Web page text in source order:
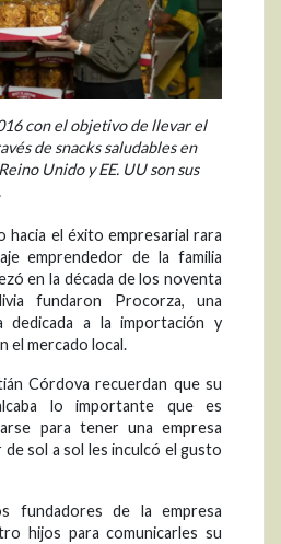
con el objetivo de llevar el
de snacks saludables en
Unido y EE. UU son sus
hacia el éxito empresarial rara
emprendedor de la familia
en la década de los noventa
fundaron Procorza, una
dedicada a la importación y
el mercado local.
Córdova recuerdan que su
lo importante que es
para tener una empresa
sol a sol les inculcó el gusto
fundadores de la empresa
hijos para comunicarles su